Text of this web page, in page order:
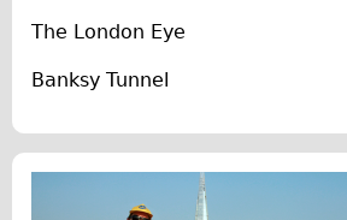
Adult Group
The London Eye
Banksy Tunnel